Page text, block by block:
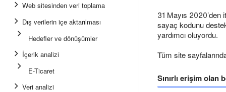
Web sitesinden veri toplama
Dış verilerin içe aktarılması
Hedefler ve dönüşümler
İçerik analizi
E-Ticaret
Veri analizi
31 Mayıs
sayaç kodunu
yardımcı oluyordu.
Tüm site
Sınırlı erişim